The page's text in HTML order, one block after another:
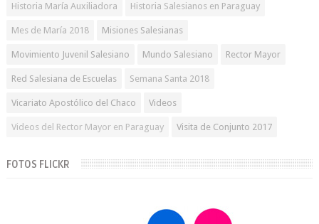
Historia María Auxiliadora Historia Salesianos en Paraguay
Mes de María 2018 Misiones Salesianas
Movimiento Juvenil Salesiano Mundo Salesiano Rector Mayor
Red Salesiana de Escuelas Semana Santa 2018
Vicariato Apostólico del Chaco Videos
Videos del Rector Mayor en Paraguay Visita de Conjunto 2017
FOTOS FLICKR